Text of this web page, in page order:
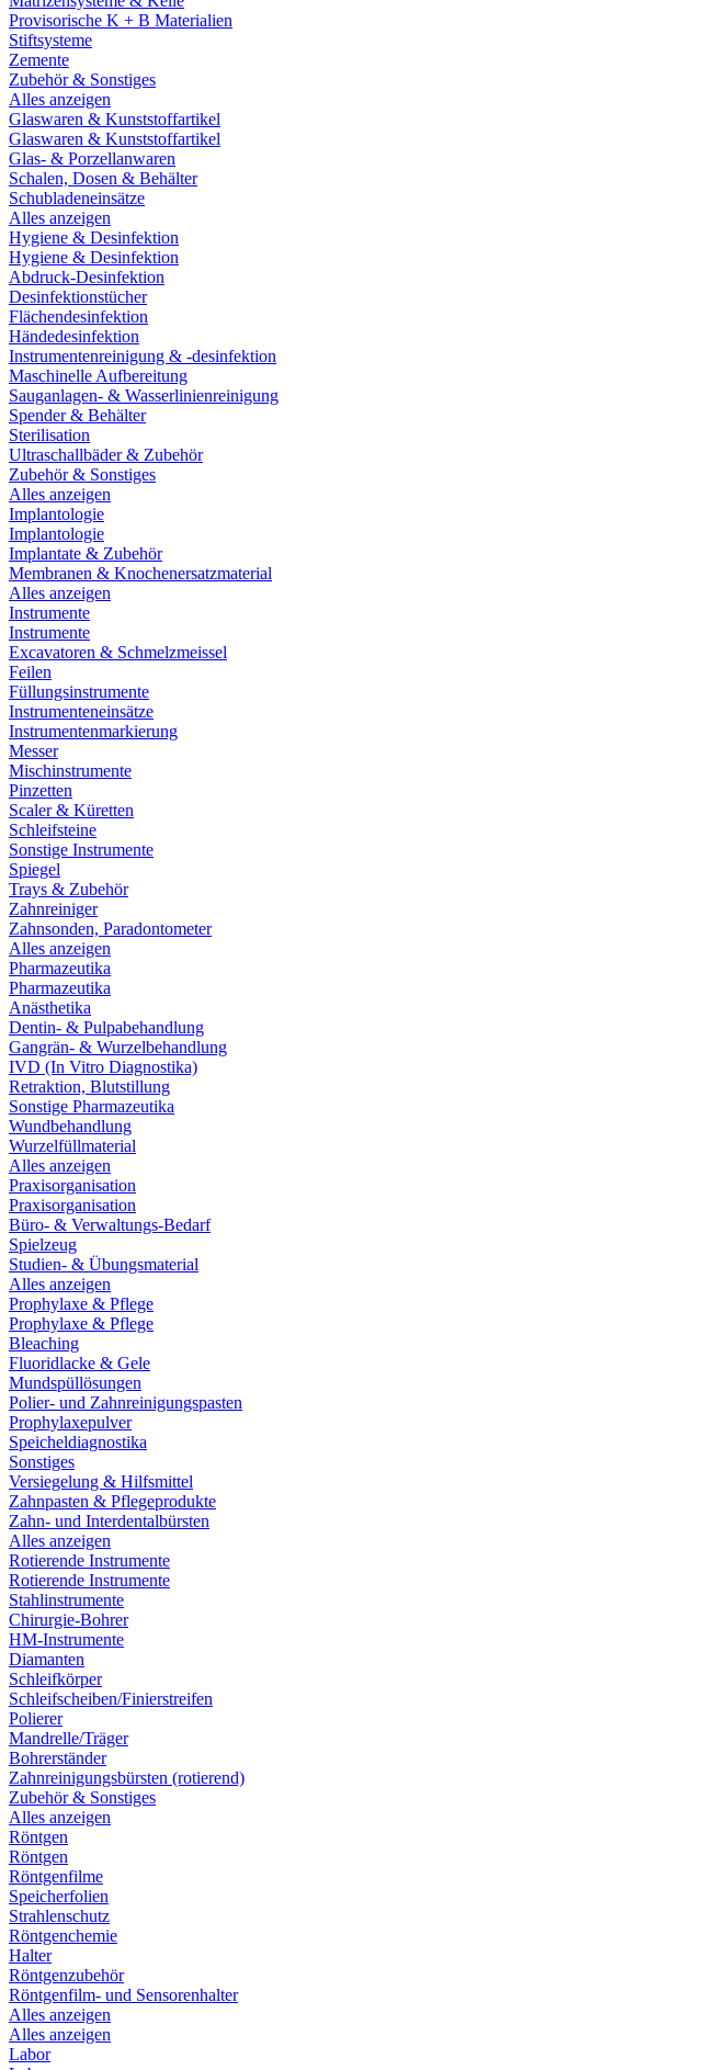
Provisorische K + B Materialien
Stiftsysteme
Zemente
Zubehör & Sonstiges
Alles anzeigen
Glaswaren & Kunststoffartikel
Glaswaren & Kunststoffartikel
Glas- & Porzellanwaren
Schalen, Dosen & Behälter
Schubladeneinsätze
Alles anzeigen
Hygiene & Desinfektion
Hygiene & Desinfektion
Abdruck-Desinfektion
Desinfektionstücher
Flächendesinfektion
Händedesinfektion
Instrumentenreinigung & -desinfektion
Maschinelle Aufbereitung
Sauganlagen- & Wasserlinienreinigung
Spender & Behälter
Sterilisation
Ultraschallbäder & Zubehör
Zubehör & Sonstiges
Alles anzeigen
Implantologie
Implantologie
Implantate & Zubehör
Membranen & Knochenersatzmaterial
Alles anzeigen
Instrumente
Instrumente
Excavatoren & Schmelzmeissel
Feilen
Füllungsinstrumente
Instrumenteneinsätze
Instrumentenmarkierung
Messer
Mischinstrumente
Pinzetten
Scaler & Küretten
Schleifsteine
Sonstige Instrumente
Spiegel
Trays & Zubehör
Zahnreiniger
Zahnsonden, Paradontometer
Alles anzeigen
Pharmazeutika
Pharmazeutika
Anästhetika
Dentin- & Pulpabehandlung
Gangrän- & Wurzelbehandlung
IVD (In Vitro Diagnostika)
Retraktion, Blutstillung
Sonstige Pharmazeutika
Wundbehandlung
Wurzelfüllmaterial
Alles anzeigen
Praxisorganisation
Praxisorganisation
Büro- & Verwaltungs-Bedarf
Spielzeug
Studien- & Übungsmaterial
Alles anzeigen
Prophylaxe & Pflege
Prophylaxe & Pflege
Bleaching
Fluoridlacke & Gele
Mundspüllösungen
Polier- und Zahnreinigungspasten
Prophylaxepulver
Speicheldiagnostika
Sonstiges
Versiegelung & Hilfsmittel
Zahnpasten & Pflegeprodukte
Zahn- und Interdentalbürsten
Alles anzeigen
Rotierende Instrumente
Rotierende Instrumente
Stahlinstrumente
Chirurgie-Bohrer
HM-Instrumente
Diamanten
Schleifkörper
Schleifscheiben/Finierstreifen
Polierer
Mandrelle/Träger
Bohrerständer
Zahnreinigungsbürsten (rotierend)
Zubehör & Sonstiges
Alles anzeigen
Röntgen
Röntgen
Röntgenfilme
Speicherfolien
Strahlenschutz
Röntgenchemie
Halter
Röntgenzubehör
Röntgenfilm- und Sensorenhalter
Alles anzeigen
Alles anzeigen
Labor